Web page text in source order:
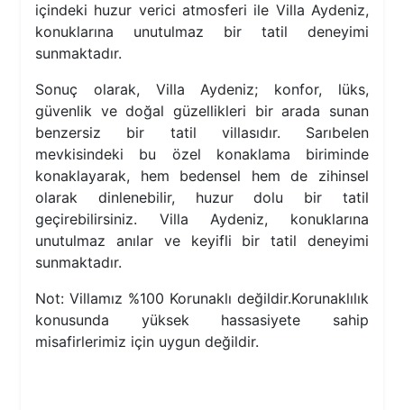
içindeki huzur verici atmosferi ile Villa Aydeniz,
konuklarına unutulmaz bir tatil deneyimi
sunmaktadır.
Sonuç olarak, Villa Aydeniz; konfor, lüks,
güvenlik ve doğal güzellikleri bir arada sunan
benzersiz bir tatil villasıdır. Sarıbelen
mevkisindeki bu özel konaklama biriminde
konaklayarak, hem bedensel hem de zihinsel
olarak dinlenebilir, huzur dolu bir tatil
geçirebilirsiniz. Villa Aydeniz, konuklarına
unutulmaz anılar ve keyifli bir tatil deneyimi
sunmaktadır.
Not: Villamız %100 Korunaklı değildir.Korunaklılık
konusunda yüksek hassasiyete sahip
misafirlerimiz için uygun değildir.